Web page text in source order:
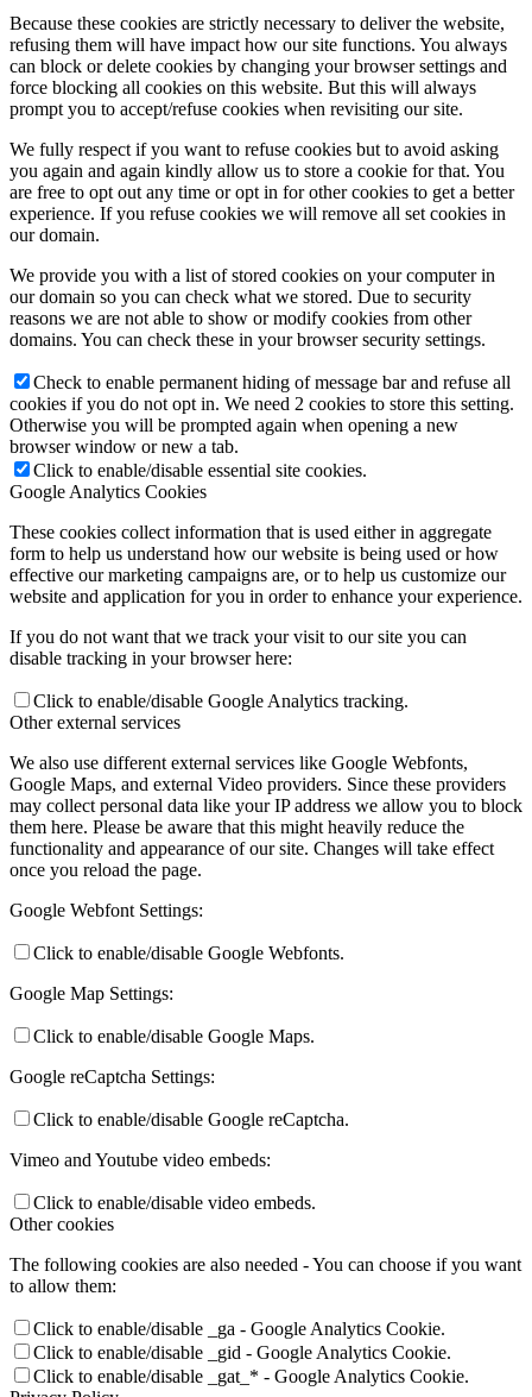
Because these cookies are strictly necessary to deliver the website,
refusing them will have impact how our site functions. You always
can block or delete cookies by changing your browser settings and
force blocking all cookies on this website. But this will always
prompt you to accept/refuse cookies when revisiting our site.
We fully respect if you want to refuse cookies but to avoid asking
you again and again kindly allow us to store a cookie for that. You
are free to opt out any time or opt in for other cookies to get a better
experience. If you refuse cookies we will remove all set cookies in
our domain.
We provide you with a list of stored cookies on your computer in
our domain so you can check what we stored. Due to security
reasons we are not able to show or modify cookies from other
domains. You can check these in your browser security settings.
Check to enable permanent hiding of message bar and refuse all
cookies if you do not opt in. We need 2 cookies to store this setting.
Otherwise you will be prompted again when opening a new
browser window or new a tab.
Click to enable/disable essential site cookies.
Google Analytics Cookies
These cookies collect information that is used either in aggregate
form to help us understand how our website is being used or how
effective our marketing campaigns are, or to help us customize our
website and application for you in order to enhance your experience.
If you do not want that we track your visit to our site you can
disable tracking in your browser here:
Click to enable/disable Google Analytics tracking.
Other external services
We also use different external services like Google Webfonts,
Google Maps, and external Video providers. Since these providers
may collect personal data like your IP address we allow you to block
them here. Please be aware that this might heavily reduce the
functionality and appearance of our site. Changes will take effect
once you reload the page.
Google Webfont Settings:
Click to enable/disable Google Webfonts.
Google Map Settings:
Click to enable/disable Google Maps.
Google reCaptcha Settings:
Click to enable/disable Google reCaptcha.
Vimeo and Youtube video embeds:
Click to enable/disable video embeds.
Other cookies
The following cookies are also needed - You can choose if you want
to allow them:
Click to enable/disable _ga - Google Analytics Cookie.
Click to enable/disable _gid - Google Analytics Cookie.
Click to enable/disable _gat_* - Google Analytics Cookie.